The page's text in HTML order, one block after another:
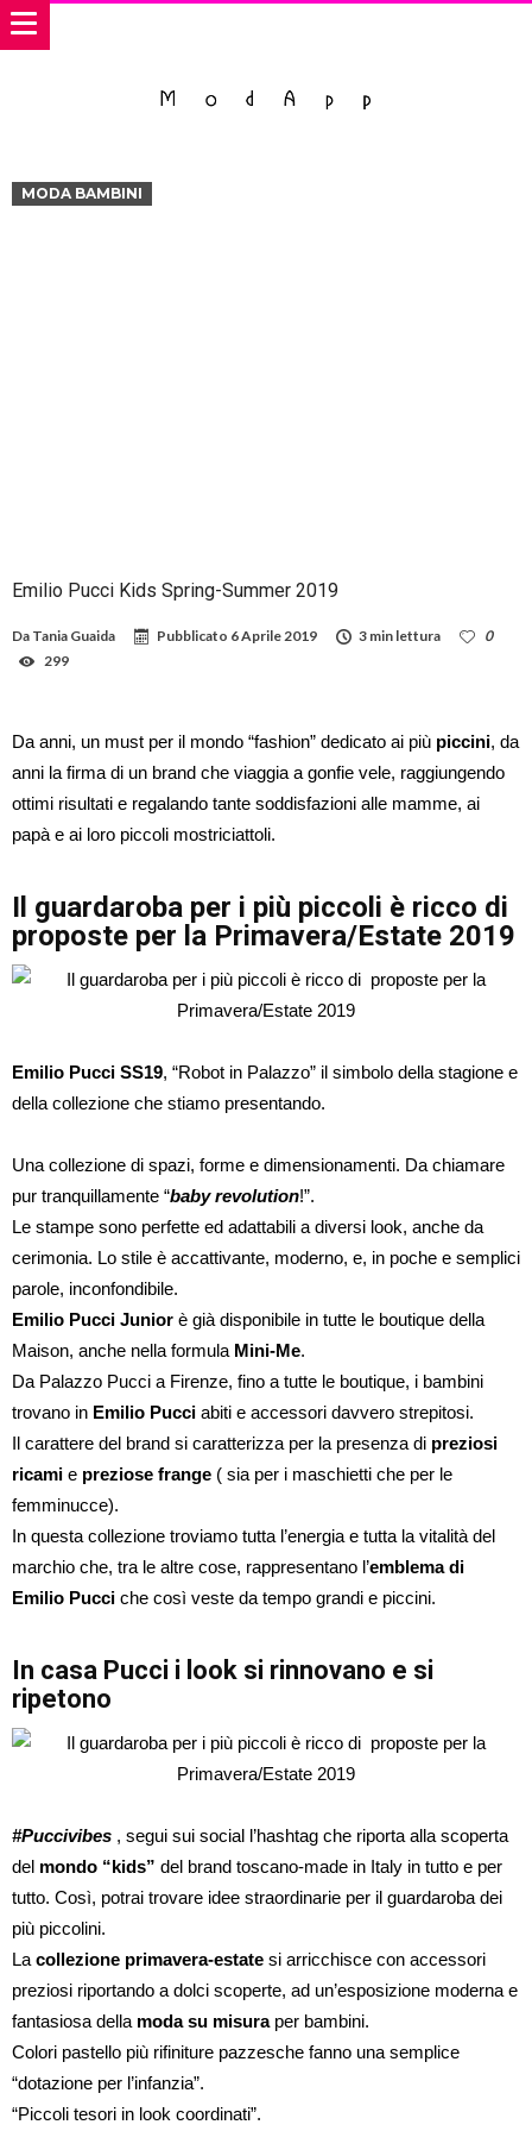
MODA BAMBINI
Emilio Pucci Kids Spring-Summer 2019
Da Tania Guaida Pubblicato 6 Aprile 2019 3 min lettura
0
299
Da anni, un must per il mondo “fashion” dedicato ai più piccini, da
anni la firma di un brand che viaggia a gonfie vele, raggiungendo
ottimi risultati e regalando tante soddisfazioni alle mamme, ai
papà e ai loro piccoli mostriciattoli.
Il guardaroba per i più piccoli è ricco di
proposte per la Primavera/Estate 2019
Emilio Pucci SS19, “Robot in Palazzo” il simbolo della stagione e
della collezione che stiamo presentando.
Una collezione di spazi, forme e dimensionamenti. Da chiamare
pur tranquillamente “baby revolution!”.
Le stampe sono perfette ed adattabili a diversi look, anche da
cerimonia. Lo stile è accattivante, moderno, e, in poche e semplici
parole, inconfondibile.
Emilio Pucci Junior è già disponibile in tutte le boutique della
Maison, anche nella formula Mini-Me.
Da Palazzo Pucci a Firenze, fino a tutte le boutique, i bambini
trovano in Emilio Pucci abiti e accessori davvero strepitosi.
Il carattere del brand si caratterizza per la presenza di preziosi
ricami e preziose frange ( sia per i maschietti che per le
femminucce).
In questa collezione troviamo tutta l’energia e tutta la vitalità del
marchio che, tra le altre cose, rappresentano l’emblema di
Emilio Pucci che così veste da tempo grandi e piccini.
In casa Pucci i look si rinnovano e si
ripetono
#Puccivibes , segui sui social l’hashtag che riporta alla scoperta
del mondo “kids” del brand toscano-made in Italy in tutto e per
tutto. Così, potrai trovare idee straordinarie per il guardaroba dei
più piccolini.
La collezione primavera-estate si arricchisce con accessori
preziosi riportando a dolci scoperte, ad un’esposizione moderna e
fantasiosa della moda su misuraper bambini.
Colori pastello più rifiniture pazzesche fanno una semplice
“dotazione per l’infanzia”.
“Piccoli tesori in look coordinati”.